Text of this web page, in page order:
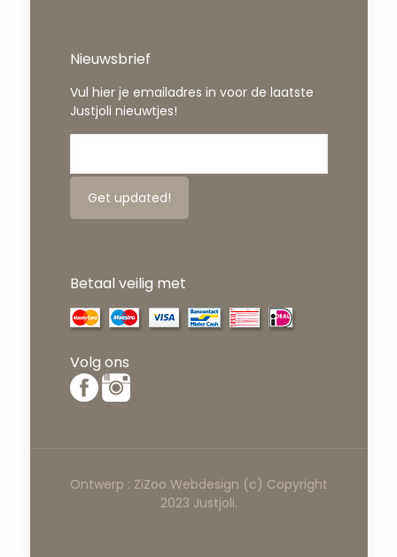
Nieuwsbrief
Vul hier je emailadres in voor de laatste
Justjoli nieuwtjes!
Betaal veilig met
Volg ons
Ontwerp : ZiZoo Webdesign (c) Copyright
2023 Justjoli.